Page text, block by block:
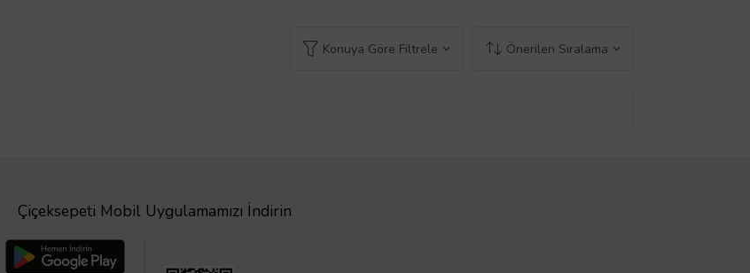
Konuya Göre Filtrele Önerilen Sıralama
Çiçeksepeti Mobil Uygulamamızı İndirin